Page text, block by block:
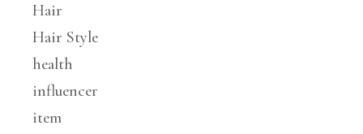
Hair
Hair Style
health
influencer
item